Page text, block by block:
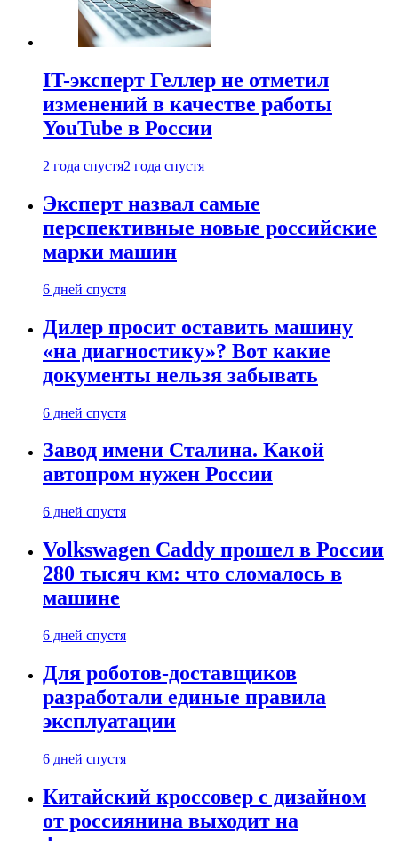
IT-эксперт Геллер не отметил
изменений в качестве работы
YouTube в России
2 года спустя2 года спустя
Эксперт назвал самые
перспективные новые российские
марки машин
6 дней спустя
Дилер просит оставить машину
«на диагностику»? Вот какие
документы нельзя забывать
6 дней спустя
Завод имени Сталина. Какой
автопром нужен России
6 дней спустя
Volkswagen Caddy прошел в России
280 тысяч км: что сломалось в
машине
6 дней спустя
Для роботов-доставщиков
разработали единые правила
эксплуатации
6 дней спустя
Китайский кроссовер с дизайном
от россиянина выходит на